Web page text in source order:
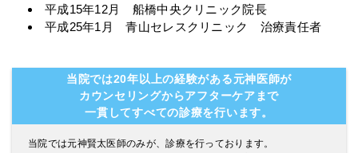
平成15年12月 船橋中央クリニック院長
平成25年1月 青山セレスクリニック 治療責任者
当院では20年以上の経験がある元神医師が
カウンセリングからアフターケアまで
一貫してすべての診療を行います。
当院では元神賢太医師のみが、診療を行っております。